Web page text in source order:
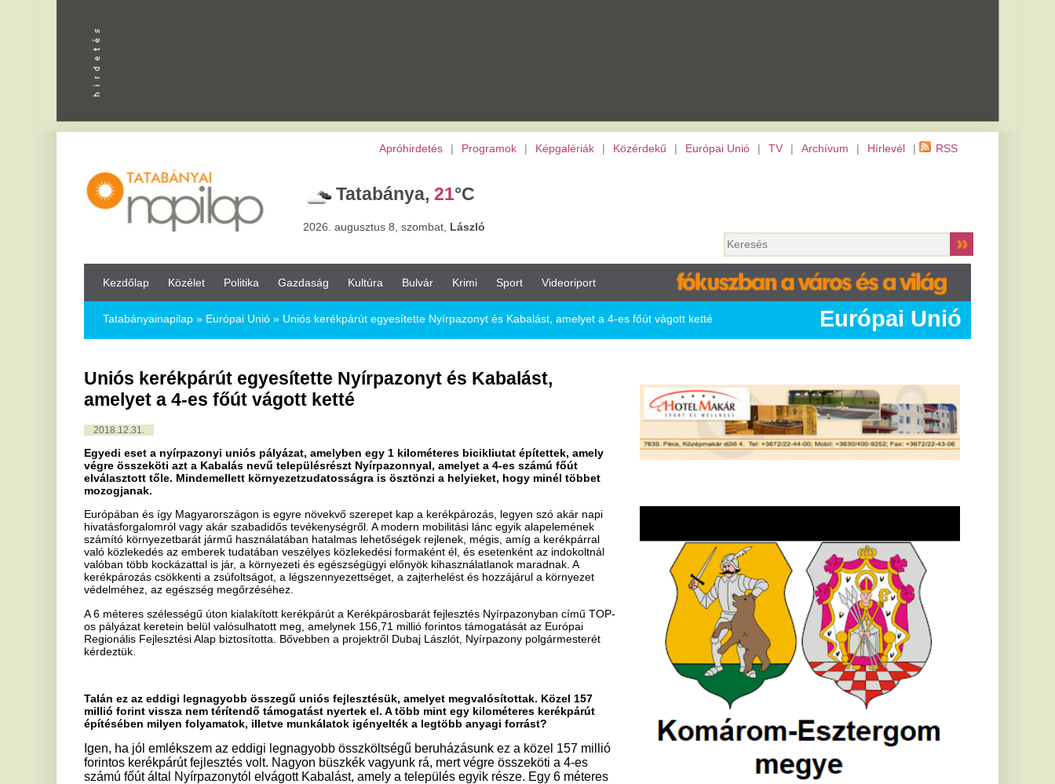
Apróhirdetés | Programok | Képgalériák | Közérdekű | Európai Unió | TV | Archívum | Hírlevél | RSS
2026. augusztus 8, szombat,László
Gazdaság Bulvár Krimi
Európai Unió
Tatabányainapilap»Európai Unió »Uniós kerékpárút egyesítette Nyírpazonyt és Kabalást, amelyet a 4-es főút vágott ketté
Uniós kerékpárút egyesítette Nyírpazonyt és Kabalást,
Egyedi eset a nyírpazonyi uniós pályázat, amelyben egy 1 kilométeres bicikliutat építettek, amely
végre összeköti azt a Kabalás nevű településrészt Nyírpazonnyal, amelyet a 4-es számú főút
elválasztott tőle. Mindemellett környezetzudatosságra is ösztönzi a helyieket, hogy minél többet
mozogjanak.
Európában és így Magyarországon is egyre növekvő szerepet kap a kerékpározás, legyen szó akár napi
hivatásforgalomról vagy akár szabadidős tevékenységről. A modern mobilitási lánc egyik alapelemének
számító környezetbarát jármű használatában hatalmas lehetőségek rejlenek, mégis, amíg a kerékpárral
való közlekedés az emberek tudatában veszélyes közlekedési formaként él, és esetenként az indokoltnál
valóban több kockázattal is jár, a környezeti és egészségügyi előnyök kihasználatlanok maradnak. A
kerékpározás csökkenti a zsúfoltságot, a légszennyezettséget, a zajterhelést és hozzájárul a környezet
védelméhez, az egészség megőrzéséhez.
A 6 méteres szélességű úton kialakított kerékpárút a Kerékpárosbarát fejlesztés Nyírpazonyban című TOP-
os pályázat keretein belül valósulhatott meg, amelynek 156,71 millió forintos támogatását az Európai
Regionális Fejlesztési Alap biztosította. Bővebben a projektről Dubaj Lászlót, Nyírpazony polgármesterét
kérdeztük.
Talán ez az eddigi legnagyobb összegű uniós fejlesztésük, amelyet megvalósítottak. Közel 157
millió forint vissza nem térítendő támogatást nyertek el. A több mint egy kilométeres kerékpárút
Igen, ha jól emlékszem az eddigi legnagyobb összköltségű beruházásunk ez a közel 157 millió
forintos kerékpárút fejlesztés volt. Nagyon büszkék vagyunk rá, mert végre összeköti a 4-es
számú főút által Nyírpazonytól elvágott Kabalást, amely a település egyik része. Egy 6 méteres
úton kettő 1,5 méteres kerékpársáv lett kialakítva, amely előtte egy 50 éves, sima 3,5 méteres
anyagköltséget jelenti. Illetve ami még említésre méltó, hogy meg kellett vennünk egy telket is
3,5 millió forintos tételben, hogy a kiépült útnak a csapadékelvezetését meg tudjuk oldani, ez egy
kardinális pontja ennek a pályázatnak. Anélkül nem lehetett kiépíteni az utat, hogy ne tennénk
biztonságossá mert olyan a fekvése ennek a területnek, hogy ez egy völgyes rész és muszáj
bevezetni egy átmeneti tározóba.
Földrengés rázta